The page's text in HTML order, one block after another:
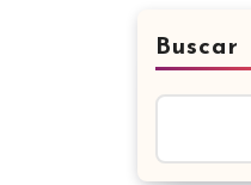
Buscar